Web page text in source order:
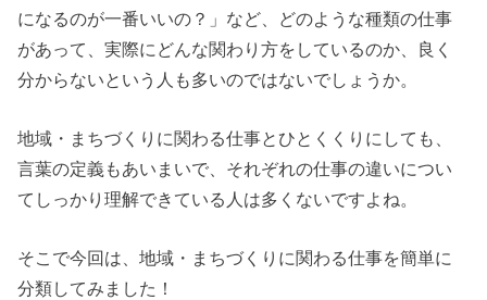
になるのが一番いいの？」など、どのような種類の仕事
があって、実際にどんな関わり方をしているのか、良く
分からないという人も多いのではないでしょうか。
地域・まちづくりに関わる仕事とひとくくりにしても、
言葉の定義もあいまいで、それぞれの仕事の違いについ
てしっかり理解できている人は多くないですよね。
そこで今回は、地域・まちづくりに関わる仕事を簡単に
分類してみました！